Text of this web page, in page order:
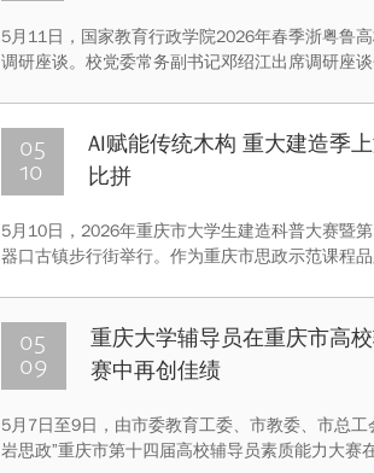
5月11日，国家教育行政学院2026年春季浙粤鲁
调研座谈。校党委常务副书记邓绍江出席调研座
05
10
AI赋能传统木构 重大建造季
比拼
5月10日，2026年重庆市大学生建造科普大赛暨
器口古镇步行街举行。作为重庆市思政示范课程
05
09
重庆大学辅导员在重庆市高
赛中再创佳绩
5月7日至9日，由市委教育工委、市教委、市总工
岩思政”重庆市第十四届高校辅导员素质能力大赛